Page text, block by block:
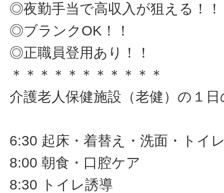
◎夜勤手当で高収入が狙える！！
◎ブランクOK！！
◎正職員登用あり！！
＊＊＊＊＊＊＊＊＊＊＊
介護老人保健施設（老健）の１
6:30 起床・着替え・洗面・トイ
8:00 朝食・口腔ケア
8:30 トイレ誘導